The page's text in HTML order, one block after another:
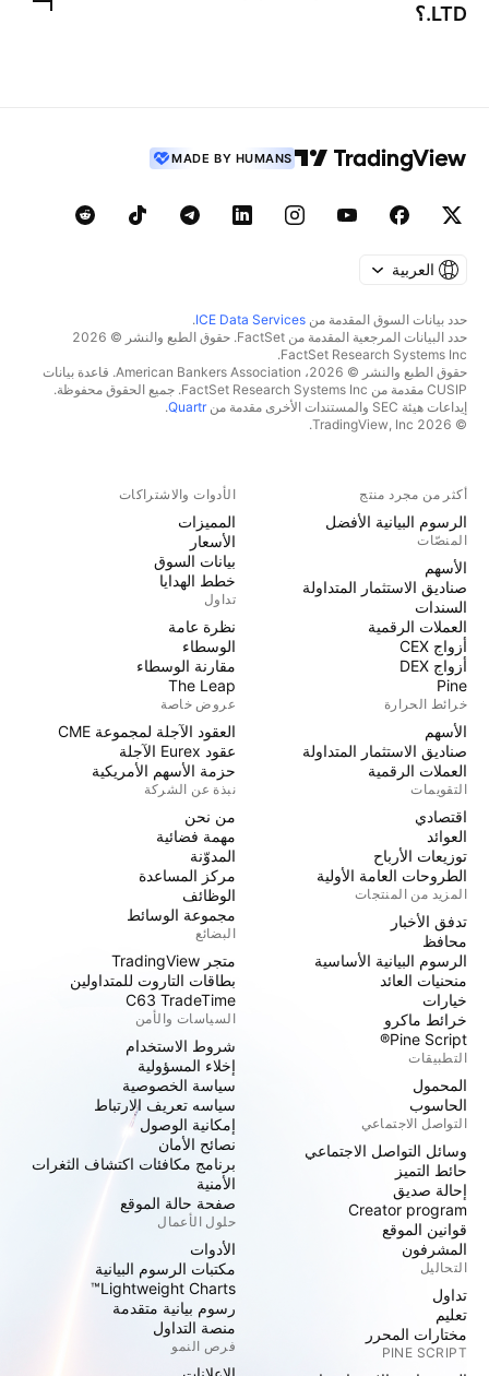
LTD. ؟
MADE BY HUMANS
العربية
حدد بيانات السوق المقدمة من ICE Data Services
.
حدد البيانات المرجعية المقدمة من FactSet. حقوق الطبع والنشر © 2026
FactSet Research Systems Inc.
حقوق الطبع والنشر © 2026، American Bankers Association. قاعدة بيانات
CUSIP مقدمة من FactSet Research Systems Inc. جميع الحقوق محفوظة.
إيداعات هيئة SEC والمستندات الأخرى مقدمة من
Quartr
.
© 2026 TradingView, Inc.
أكثر من مجرد منتج
الرسوم البيانية الأفضل
المنصّات
الأسهم
صناديق الاستثمار المتداولة
السندات
العملات الرقمية
أزواج CEX
أزواج DEX
Pine
خرائط الحرارة
الأسهم
صناديق الاستثمار المتداولة
العملات الرقمية
التقويمات
اقتصادي
العوائد
توزيعات الأرباح
الطروحات العامة الأولية
المزيد من المنتجات
تدفق الأخبار
محافظ
الرسوم البيانية الأساسية
منحنيات العائد
خيارات
خرائط ماكرو
Pine Script®
التطبيقات
المحمول
الحاسوب
التواصل الاجتماعي
وسائل التواصل الاجتماعي
حائط التميز
إحالة صديق
Creator program
قوانين الموقع
المشرفون
التحاليل
تداول
تعليم
مختارات المحرر
PINE SCRIPT
الأدوات والاشتراكات
المميزات
الأسعار
بيانات السوق
خطط الهدايا
تداول
نظرة عامة
الوسطاء
مقارنة الوسطاء
The Leap
عروض خاصة
العقود الآجلة لمجموعة CME
عقود Eurex الآجلة
حزمة الأسهم الأمريكية
نبذة عن الشركة
من نحن
مهمة فضائية
المدوّنة
مركز المساعدة
الوظائف
مجموعة الوسائط
البضائع
متجر TradingView
بطاقات التاروت للمتداولين
C63 TradeTime
السياسات والأمن
شروط الاستخدام
إخلاء المسؤولية
سياسة الخصوصية
سياسه تعريف الارتباط
إمكانية الوصول
نصائح الأمان
برنامج مكافئات اكتشاف الثغرات
الأمنية
صفحة حالة الموقع
حلول الأعمال
الأدوات
مكتبات الرسوم البيانية
Lightweight Charts™
رسوم بيانية متقدمة
منصة التداول
فرص النمو